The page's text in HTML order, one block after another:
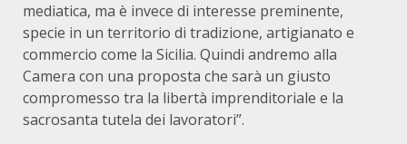
mediatica, ma è invece di interesse preminente,
specie in un territorio di tradizione, artigianato e
commercio come la Sicilia. Quindi andremo alla
Camera con una proposta che sarà un giusto
compromesso tra la libertà imprenditoriale e la
sacrosanta tutela dei lavoratori”.